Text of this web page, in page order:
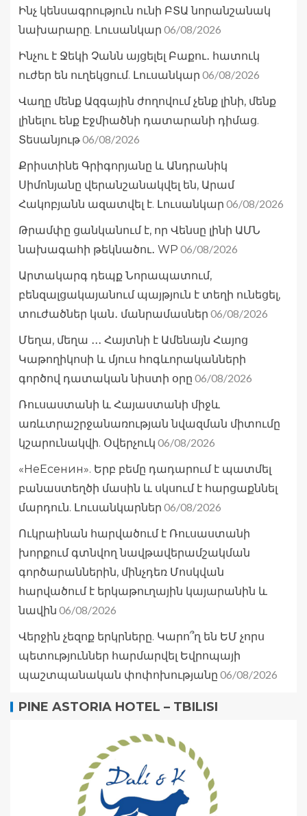
Ինչ կենսագրություն ունի ԲՏԱ նորանշանակ
նախարարը. Լուսանկար 06/08/2026
Ինչու է Ջեկի Չանն այցելել Բաքու․ հատուկ
ուժեր են ուղեկցում. Լուսանկար 06/08/2026
Վաղը մենք Ազգային ժողովում չենք լինի, մենք
լինելու ենք Էջմիածնի դատարանի դիմաց.
Տեսանյութ06/08/2026
Քրիստինե Գրիգորյանը և Անդրանիկ
Սիմոնյանը վերանշանակվել են, Արամ
Հակոբյանն ազատվել է. Լուսանկար 06/08/2026
Թրամփը ցանկանում է, որ Վենսը լինի ԱՄՆ
նախագահի թեկնածու․ WP 06/08/2026
Արտակարգ դեպք Նորապատում,
բենզալցակայանում պայթյուն է տեղի ունեցել,
տուժածներ կան․ մանրամասներ 06/08/2026
Մեղա, մեղա ․․․ Հայտնի է Ամենայն Հայոց
Կաթողիկոսի և մյուս հոգևորականների
գործով դատական նիստի օրը 06/08/2026
Ռուսաստանի և Հայաստանի միջև
առևտրաշրջանառության նվազման միտումը
կշարունակվի. Օվերչուկ 06/08/2026
«НеЕсенин». Երբ բեմը դադարում է պատմել
բանաստեղծի մասին և սկսում է հարցաքննել
մարդուն. Լուսանկարներ 06/08/2026
Ուկրաինան հարվածում է Ռուսաստանի
խորքում գտնվող նավթավերամշակման
գործարաններին, մինչդեռ Մոսկվան
հարվածում է երկաթուղային կայարանին և
նավին 06/08/2026
Վերջին չեզոք երկրները. Կարո՞ղ են ԵՄ չորս
պետություններ հարմարվել Եվրոպայի
պաշտպանական փոփոխությանը 06/08/2026
PINE ASTORIA HOTEL – TBILISI